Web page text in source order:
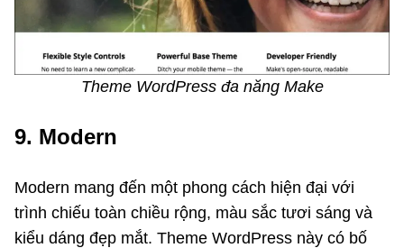
Theme WordPress đa năng Make
9. Modern
Modern mang đến một phong cách hiện đại với
trình chiếu toàn chiều rộng, màu sắc tươi sáng và
kiểu dáng đẹp mắt. Theme WordPress này có bố